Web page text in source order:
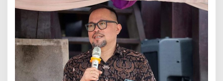
o
t
a
M
a
n
a
d
o